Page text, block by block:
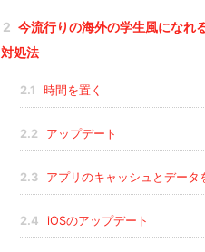
2 今流行りの海外の学生風になれ
対処法
2.1 時間を置く
2.2 アップデート
2.3 アプリのキャッシュとデータ
2.4 iOSのアップデート